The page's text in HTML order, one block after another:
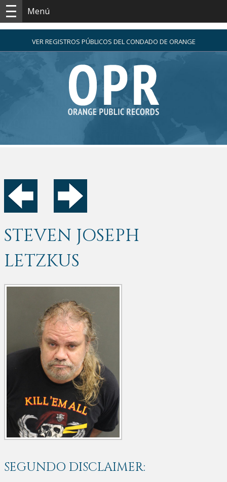
Menú
VER REGISTROS PÚBLICOS DEL CONDADO DE ORANGE
STEVEN JOSEPH
LETZKUS
SEGUNDO DISCLAIMER: